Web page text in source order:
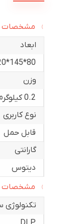
مشخصات
ابعاد
80*145*20 میلی متر
وزن
0.2 کیلوگرم
نوع کاربری
قابل حمل
گارانتی
دیتوس
مشخصات